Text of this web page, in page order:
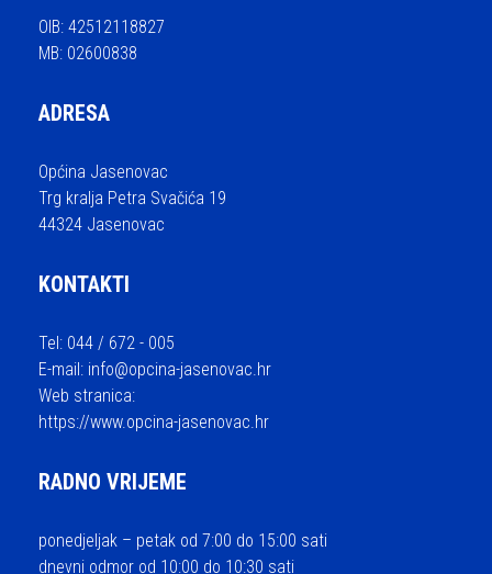
OIB: 42512118827
MB: 02600838
ADRESA
Općina Jasenovac
Trg kralja Petra Svačića 19
44324 Jasenovac
KONTAKTI
Tel: 044 / 672 - 005
E-mail: info@opcina-jasenovac.hr
Web stranica:
https://www.opcina-jasenovac.hr
RADNO VRIJEME
ponedjeljak – petak od 7:00 do 15:00 sati
dnevni odmor od 10:00 do 10:30 sati